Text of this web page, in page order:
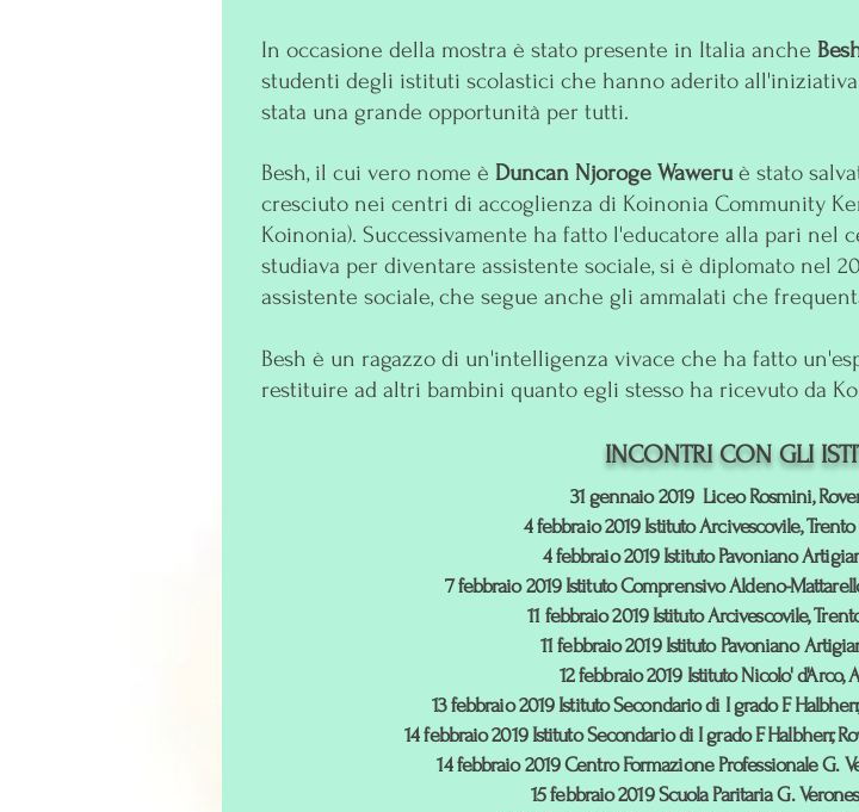
In occasione della mostra è stato presente in Italia anche
studenti degli istituti scolastici che hanno aderito
stata una grande opportunità per tutti.
Besh, il cui vero nome è Duncan Njoroge Waweruè stato
cresciuto nei centri di accoglienza di Koinonia Community
Koinonia). Successivamente ha fatto l'educatore alla pari
studiava per diventare assistente sociale, si è diplomato nel
assistente sociale, che segue anche gli ammalati che
Besh è un ragazzo di un'intelligenza vivace che ha fatto
restituire ad altri bambini quanto egli stesso ha ricevuto da
INCONTRI CON GLI
31 gennaio 2019 Liceo Rosmini,
4 febbraio 2019 Istituto Arcivescovile, Trento
4 febbraio 2019 Istituto Pavoniano
7 febbraio 2019 Istituto Comprensivo Aldeno-
11 febbraio 2019 Istituto Arcivescovile, Trento
11 febbraio 2019 Istituto Pavoniano
12 febbraio 2019 Istituto Nicolo' d'Arco,
13 febbraio 2019 Istituto Secondario di I grado F.
14 febbraio 2019 Istituto Secondario di I grado F. Halbherr,
14 febbraio 2019 Centro Formazione Professionale G.
15 febbraio 2019 Scuola Paritaria G.